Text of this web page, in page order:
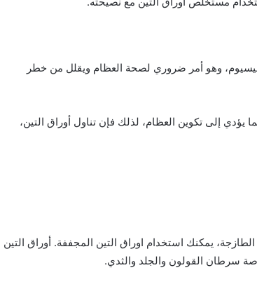
وهو أمر ضروري لصحة العظام ويقلل من خطر
إلى تكوين العظام، لذلك فإن تناول أوراق التين،
يمكنك استخدام اوراق التين المجففة. أوراق التين
سرطان القولون والجلد والثدي.